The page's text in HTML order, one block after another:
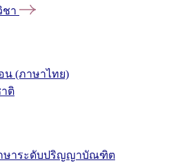
า
น (ภาษาไทย)
ติ
ษาระดับปริญญาบัณฑิต